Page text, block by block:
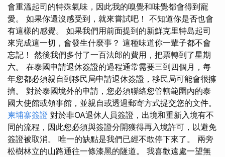
會重溫起司的特殊氣味，因此我的嗅覺和味覺都會得到寵
愛。 如果你還沒感受到，就來嘗試吧！ 不知道你是否也會
有這樣的感覺。 如果我們用前面提到的新鮮克里特島起司
來完成這一切，會發生什麼事？ 這種味道你一輩子都不會
忘記！ 然後我們多付了一百法郎的費用，把票轉到了星期
六。 在泰國申請退休簽證的過程通常需要三到四個月，每
年您都必須親自到移民局申請退休簽證，移民局可能會很擁
擠。 對於泰國境外的申請，您必須聯絡您管轄範圍內的泰
國大使館或領事館，並親自或透過郵寄方式提交您的文件。
柬埔寨簽證 對於非OA退休人員簽證，出境和重新入境有不
同的流程，因此您必須與簽證分開獲得再入境許可，以避免
簽證被取消。 唯一的缺點是我們已經不敢停下來了。 兩旁
松樹林立的山路通往一條漆黑的隧道。 我喜歡遠處一望無